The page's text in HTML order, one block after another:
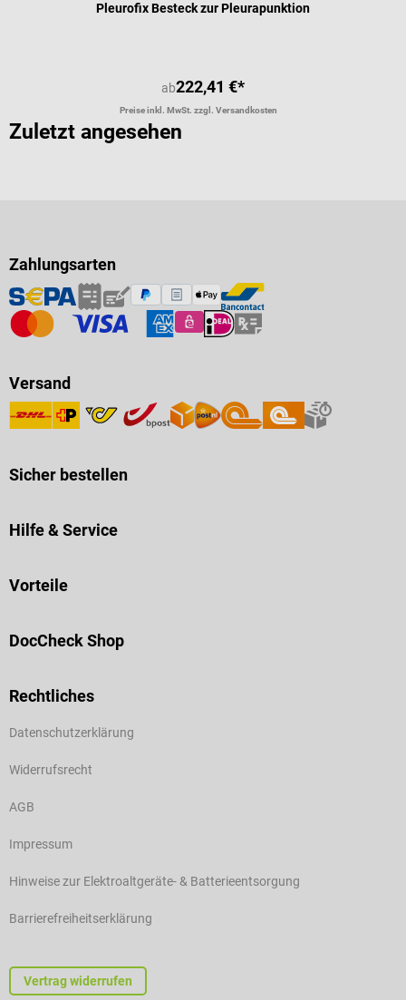
Pleurofix Besteck zur Pleurapunktion
ab222,41 €*
Preise inkl. MwSt. zzgl. Versandkosten
Zuletzt angesehen
Zahlungsarten
Versand
Sicher bestellen
Hilfe & Service
Vorteile
DocCheck Shop
Rechtliches
Datenschutzerklärung
Widerrufsrecht
AGB
Impressum
Hinweise zur Elektroaltgeräte- & Batterieentsorgung
Barrierefreiheitserklärung
Vertrag widerrufen